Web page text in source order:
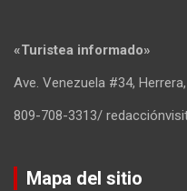
«Turistea informado»
Ave. Venezuela #34,
809-708-3313/
Mapa del sitio